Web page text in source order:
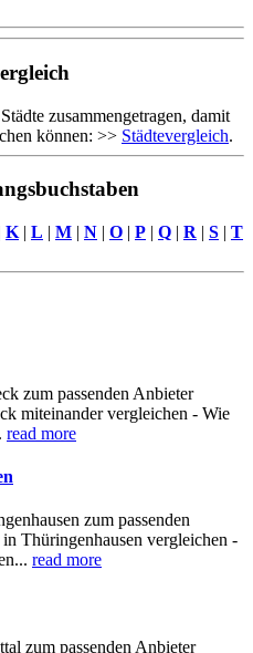
zusammengetragen, damit
können: >> Städtevergleich.
K | L | M | N | O | P | Q | R | S | T
zum passenden Anbieter
miteinander vergleichen - Wie
read more
zum passenden
Thüringenhausen vergleichen -
read more
zum passenden Anbieter